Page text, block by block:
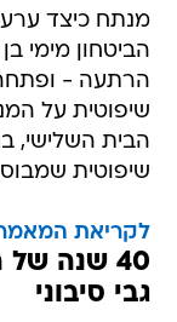
מנתח כיצד
הביטחון מימי
הרתעה - ופתחה
שיפוטית על
הבית השלישי,
שיפוטית
לקריאת
40 שנה
גבי סיבוני